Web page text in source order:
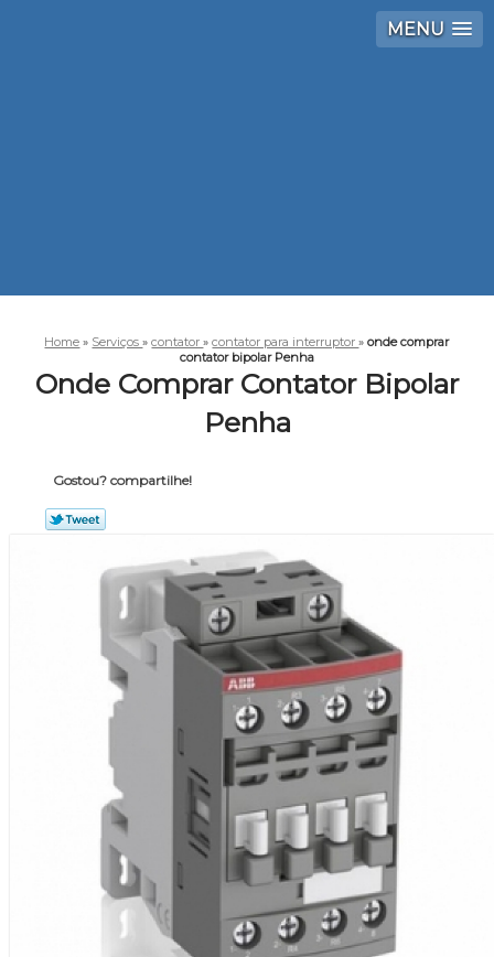
MENU
Home » Serviços»contator»contator para interruptor»onde comprar
contator bipolar Penha
Onde Comprar Contator Bipolar
Penha
Gostou? compartilhe!